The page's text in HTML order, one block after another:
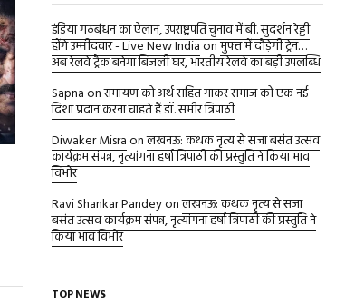
इंडिया गठबंधन का ऐलान, उपराष्ट्रपति चुनाव में बी. सुदर्शन रेड्डी
होंगे उम्मीदवार - Live New Indiaonमुफ्त में दौड़ेगी ट्रेन…
अब रेलवे ट्रैक बनेगा बिजली घर, भारतीय रेलवे का बड़ी उपलब्धि
Sapnaonरामायण को अर्थ सहित गाकर समाज को एक नई
दिशा प्रदान करना चाहते हैं डॉ. समीर त्रिपाठी
Diwaker Misraonलखनऊ: कथक नृत्य से सजा बसंत उत्सव
कार्यक्रम संपन्न, नृत्यांगना हर्षा त्रिपाठी की प्रस्तुति ने किया भाव
विभोर
Ravi Shankar Pandeyonलखनऊ: कथक नृत्य से सजा
बसंत उत्सव कार्यक्रम संपन्न, नृत्यांगना हर्षा त्रिपाठी की प्रस्तुति ने
किया भाव विभोर
TOP NEWS